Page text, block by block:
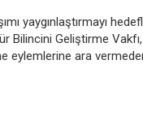
yaygınlaştırmayı
Bilincini Geliştirme
eylemlerine ara